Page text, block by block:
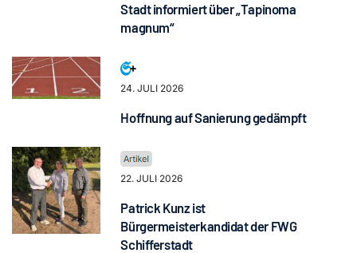
Stadt informiert über „Tapinoma
magnum“
24. JULI 2026
Hoffnung auf Sanierung gedämpft
22. JULI 2026
Patrick Kunz ist
Bürgermeisterkandidat der FWG
Schifferstadt